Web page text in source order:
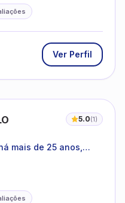
Ver Perfil
5.0(1)
mais de 25 anos,
em